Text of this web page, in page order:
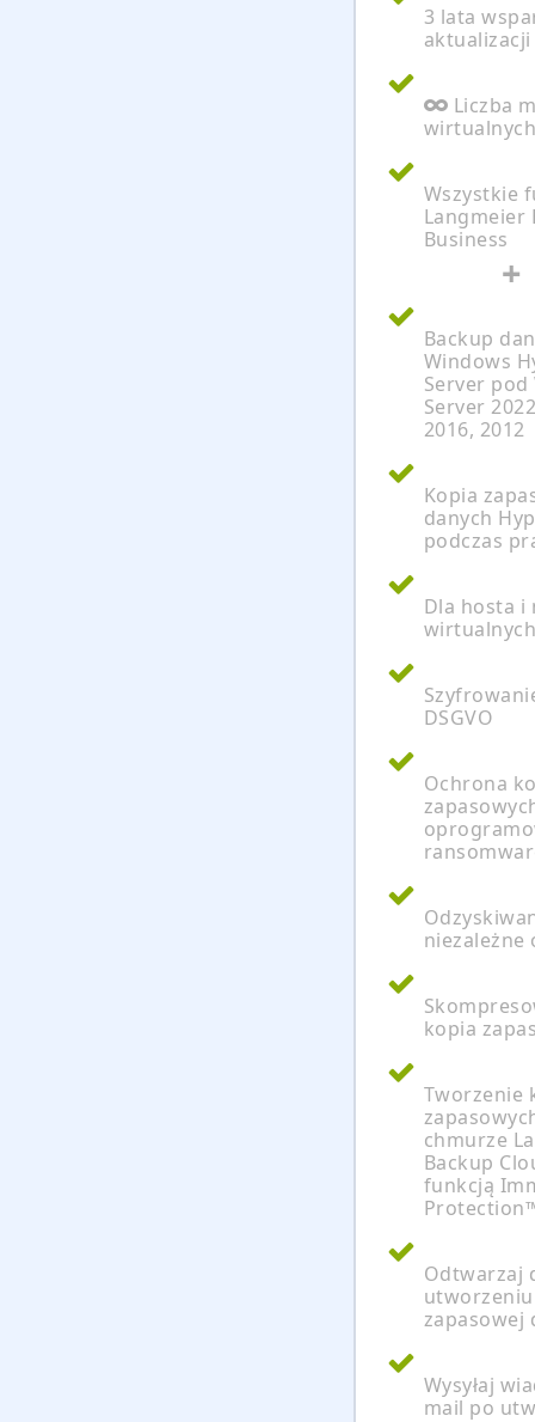
3 lata
aktualizacji
Liczba
Wszystkie
Langmeier
Business
+
Backup
Windows
Server
Server
2016, 2012
Kopia
danych
podczas
Dla hosta i
DSGVO
Ochrona
niezależne
kopia
Tworzenie
chmurze
Backup
funkcją
Odtwarzaj
zapasowej
Wysyłaj
mail po